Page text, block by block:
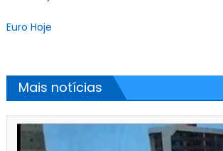
Euro Hoje
Mais notícias